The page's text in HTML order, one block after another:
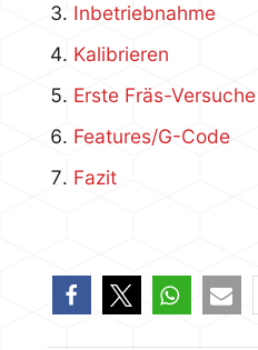
Inbetriebnahme
Kalibrieren
Erste Fräs-Versuche
Features/G-Code
Fazit